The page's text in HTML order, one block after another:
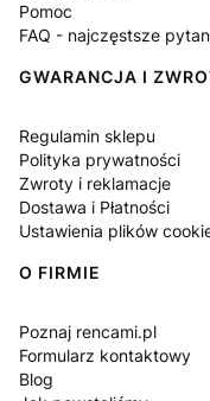
Pomoc
FAQ - najczęstsze
GWARANCJA I
Regulamin sklepu
Polityka prywatności
Zwroty i reklamacje
Dostawa i Płatności
Ustawienia plików
O FIRMIE
Poznaj rencami.pl
Formularz kontaktowy
Blog